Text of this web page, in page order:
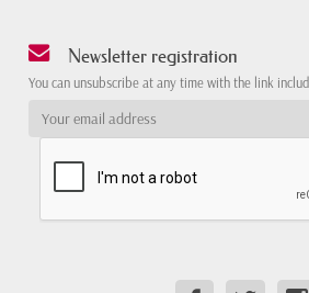
Newsletter registration
You can unsubscribe at any time with the link